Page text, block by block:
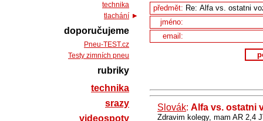
předmět:
jméno:
email:
Slovák: Alfa vs. ostatni
Zdravim kolegy, mam AR 2,4
technika
tlachání
doporučujeme
Pneu-TEST.cz
Testy zimních pneu
rubriky
technika
srazy
videospoty